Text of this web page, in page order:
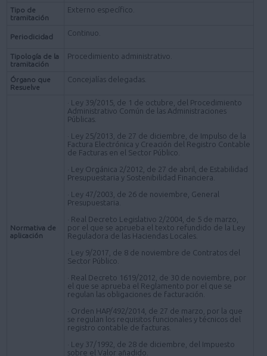
Tipo de
tramitación
Externo específico.
Periodicidad Continuo.
Tipología de la
tramitación
Procedimiento administrativo.
Órgano que
Resuelve
Concejalías delegadas.
Normativa de
aplicación
· Ley 39/2015, de 1 de octubre, del Procedimiento
Administrativo Común de las Administraciones
Públicas.
· Ley 25/2013, de 27 de diciembre, de Impulso de la
Factura Electrónica y Creación del Registro Contable
de Facturas en el Sector Público.
· Ley Orgánica 2/2012, de 27 de abril, de Estabilidad
Presupuestaria y Sostenibilidad Financiera.
· Ley 47/2003, de 26 de noviembre, General
Presupuestaria.
· Real Decreto Legislativo 2/2004, de 5 de marzo,
por el que se aprueba el texto refundido de la Ley
Reguladora de las Haciendas Locales.
· Ley 9/2017, de 8 de noviembre de Contratos del
Sector Público.
· Real Decreto 1619/2012, de 30 de noviembre, por
el que se aprueba el Reglamento por el que se
regulan las obligaciones de facturación.
· Orden HAP/492/2014, de 27 de marzo, por la que
se regulan los requisitos funcionales y técnicos del
registro contable de facturas.
· Ley 37/1992, de 28 de diciembre, del Impuesto
sobre el Valor añadido.